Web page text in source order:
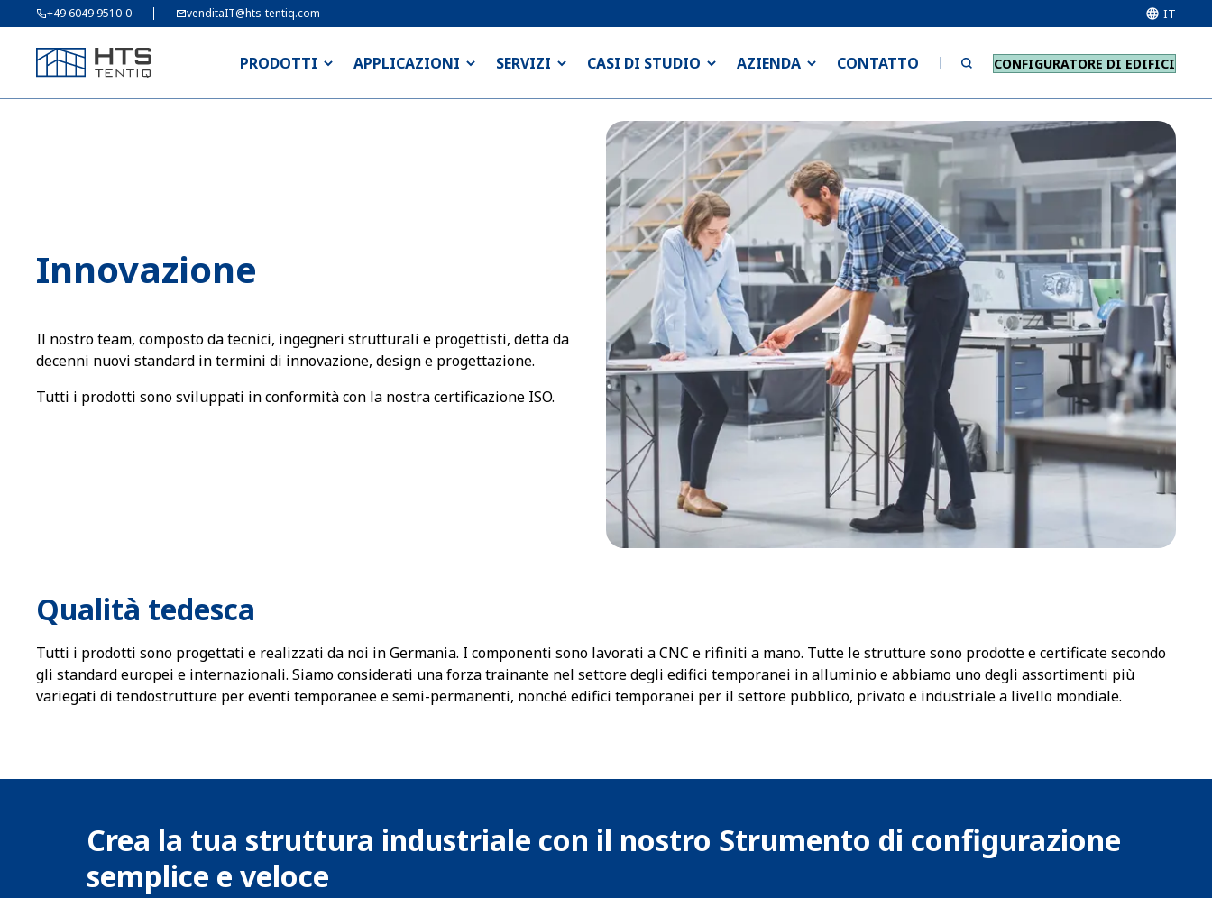
+49 6049 9510-0 venditaIT@hts-tentiq.com IT
PRODOTTI APPLICAZIONI SERVIZI CASI DI STUDIO AZIENDA CONTATTO CONFIGURATORE DI EDIFICI
Innovazione
Il nostro team, composto da tecnici, ingegneri strutturali e progettisti, detta da
decenni nuovi standard in termini di innovazione, design e progettazione.
Tutti i prodotti sono sviluppati in conformità con la nostra certificazione ISO.
Qualità tedesca
Tutti i prodotti sono progettati e realizzati da noi in Germania. I componenti sono lavorati a CNC e rifiniti a mano. Tutte le strutture sono prodotte e certificate secondo
gli standard europei e internazionali. Siamo considerati una forza trainante nel settore degli edifici temporanei in alluminio e abbiamo uno degli assortimenti più
variegati di tendostrutture per eventi temporanee e semi-permanenti, nonché edifici temporanei per il settore pubblico, privato e industriale a livello mondiale.
Crea la tua struttura industriale con il nostro Strumento di configurazione
semplice e veloce